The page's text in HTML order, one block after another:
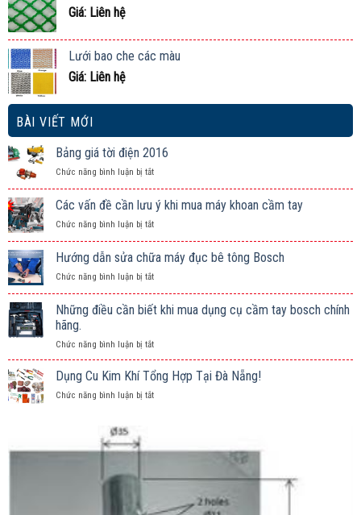
Giá: Liên hệ
Lưới bao che các màu
Giá: Liên hệ
BÀI VIẾT MỚI
Bảng giá tời điện 2016
Chức năng bình luận bị tắtở
giá
tời
điện
2016
Các vấn đề cần lưu ý khi mua máy khoan cầm tay
Chức năng bình luận bị tắtở
vấn
đề
cần
lưu
ý
máy
khoan
cầm
Hướng dẫn sửa chữa máy đục bê tông Bosch
Chức năng bình luận bị tắtở
dẫn
sửa
máy
đục
bê
tông
Bosch
Những điều cần biết khi mua dụng cụ cầm tay bosch chính
hãng.
Chức năng bình luận bị tắtở
Những
điều
cần
biết
cụ
tay
chính
Dụng Cu Kim Khí Tổng Hợp Tại Đà Nẵng!
Chức năng bình luận bị tắtở
Khí
Hợp